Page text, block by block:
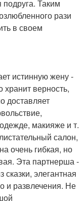
Таким
рази
в своем
истинную жену -
хранит верность,
доставляет
макияже и т.
салон,
очень гибкая, но
Эта партнерша -
элегантная
и развлечения. Не